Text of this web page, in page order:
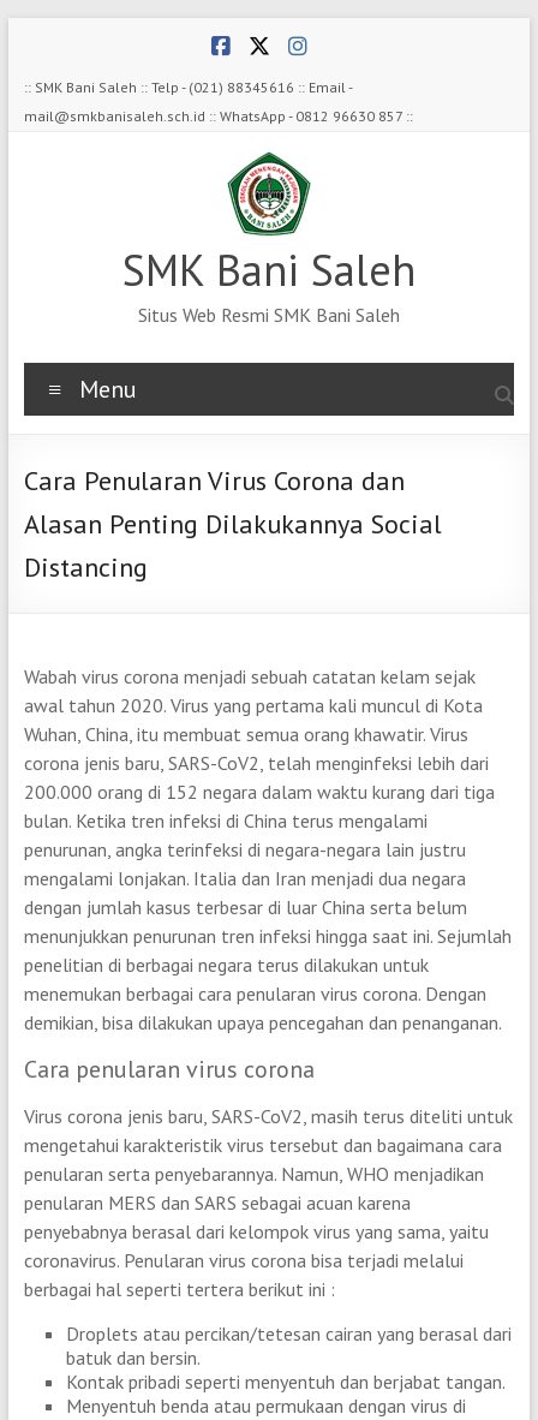
content
:: SMK Bani Saleh :: Telp - (021) 88345616 :: Email -
mail@smkbanisaleh.sch.id :: WhatsApp - 0812 96630 857 ::
SMK Bani Saleh
Situs Web Resmi SMK Bani Saleh
Menu
Cara Penularan Virus Corona dan
Alasan Penting Dilakukannya Social
Distancing
Wabah virus corona menjadi sebuah catatan kelam sejak
awal tahun 2020. Virus yang pertama kali muncul di Kota
Wuhan, China, itu membuat semua orang khawatir. Virus
corona jenis baru, SARS-CoV2, telah menginfeksi lebih dari
200.000 orang di 152 negara dalam waktu kurang dari tiga
bulan. Ketika tren infeksi di China terus mengalami
penurunan, angka terinfeksi di negara-negara lain justru
mengalami lonjakan. Italia dan Iran menjadi dua negara
dengan jumlah kasus terbesar di luar China serta belum
menunjukkan penurunan tren infeksi hingga saat ini. Sejumlah
penelitian di berbagai negara terus dilakukan untuk
menemukan berbagai cara penularan virus corona. Dengan
demikian, bisa dilakukan upaya pencegahan dan penanganan.
Cara penularan virus corona
Virus corona jenis baru, SARS-CoV2, masih terus diteliti untuk
mengetahui karakteristik virus tersebut dan bagaimana cara
penularan serta penyebarannya. Namun, WHO menjadikan
penularan MERS dan SARS sebagai acuan karena
penyebabnya berasal dari kelompok virus yang sama, yaitu
coronavirus. Penularan virus corona bisa terjadi melalui
berbagai hal seperti tertera berikut ini :
Droplets atau percikan/tetesan cairan yang berasal dari
batuk dan bersin.
Kontak pribadi seperti menyentuh dan berjabat tangan.
Menyentuh benda atau permukaan dengan virus di